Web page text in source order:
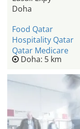
Doha
Food Qatar
Hospitality Qatar
Qatar Medicare
Doha: 5 km